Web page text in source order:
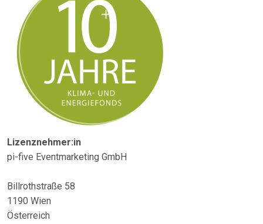
Lizenznehmer:in
pi-five Eventmarketing GmbH
Billrothstraße 58
1190 Wien
Österreich